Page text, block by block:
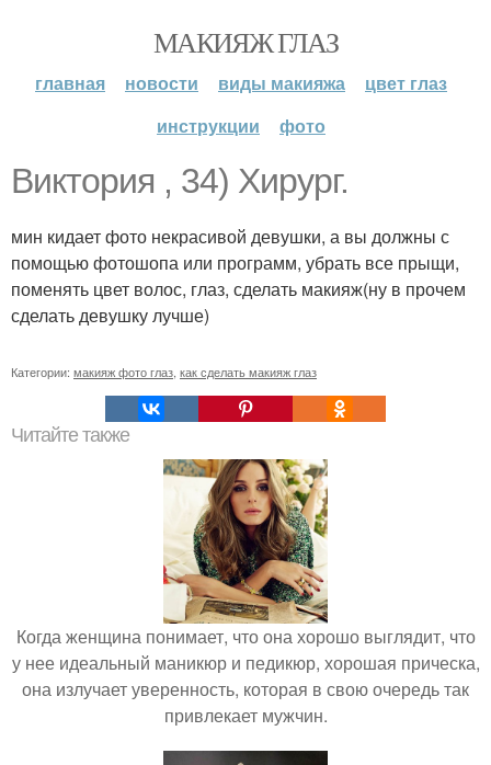
МАКИЯЖ ГЛАЗ
главная новости виды макияжа
цвет глаз
инструкции
фото
Виктория , 34) Хирург.
мин кидает фото некрасивой девушки, а вы должны с
помощью фотошопа или программ, убрать все прыщи,
поменять цвет волос, глаз, сделать макияж(ну в прочем
сделать девушку лучше)
Категории: макияж фото глаз как сделать макияж глаз
Читайте также
Когда женщина понимает, что она хорошо выглядит, что
у нее идеальный маникюр и педикюр, хорошая прическа,
она излучает уверенность, которая в свою очередь так
привлекает мужчин.